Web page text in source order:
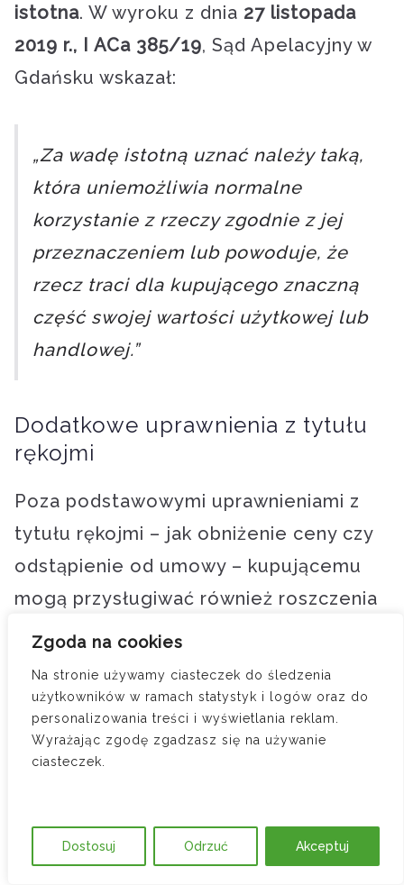
Zgoda na cookies
Na stronie używamy ciasteczek do śledzenia
użytkowników w ramach statystyk i logów oraz do
personalizowania treści i wyświetlania reklam.
Wyrażając zgodę zgadzasz się na używanie
ciasteczek.
Dostosuj Odrzuć Akceptuj
istotna. W wyroku z dnia 27 listopada
2019 r., I ACa 385/19, Sąd Apelacyjny w
Gdańsku wskazał:
„Za wadę istotną uznać należy taką,
która uniemożliwia normalne
korzystanie z rzeczy zgodnie z jej
przeznaczeniem lub powoduje, że
rzecz traci dla kupującego znaczną
część swojej wartości użytkowej lub
handlowej.”
Dodatkowe uprawnienia z tytułu
rękojmi
Poza podstawowymi uprawnieniami z
tytułu rękojmi – jak obniżenie ceny czy
odstąpienie od umowy – kupującemu
mogą przysługiwać również roszczenia
uzupełniające, w tym przede wszystkim:
Roszczenie o naprawienie szkody
Jeśli na skutek wady samochodu
kupujący poniósł dodatkowe koszty (np.
pojazdu), może dochodzić ich zwrotu na
podstawie art. 566 § 1 k.c.: